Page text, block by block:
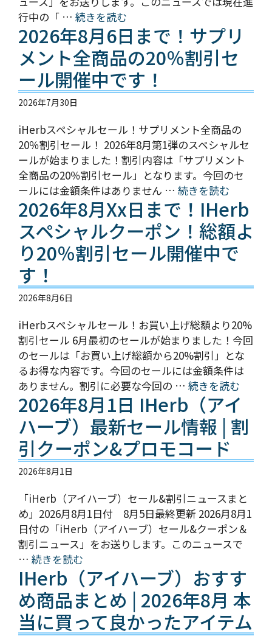
行中の「 … 続きを読む
2026年8月6日まで！サプリ
メント全商品の20％割引セ
ール開催中です！
2026年7月30日
iHerbスペシャルセール！サプリメント全商品の
20％割引セール！ 2026年8月第1弾のスペシャルセ
ールが始まりました！割引内容は「サプリメント
全商品の20％割引セール」となります。今回のセ
ールには金額条件はありません … 続きを読む
2026年8月xx日まで！iHerb
スペシャルクーポン！総額よ
り20％割引セール開催中で
す！
2026年8月6日
iHerbスペシャルセール！お買い上げ総額より20%
割引セール 6月最初のセールが始まりました！今回
のセールは「お買い上げ総額から20%割引」とな
るお得な内容です。今回のセールには金額条件は
ありません。割引に必要な今回の … 続きを読む
2026年8月1日 IHerb（アイ
ハーブ）最新セール情報 | 割
引クーポン&プロモコード
2026年8月1日
「iHerb（アイハーブ）セール&割引ニュースまと
め」2026月8月1日付 8月5日最終更新 2026月8月1
日付の「iHerb（アイハーブ）セール&クーポン＆
割引ニュース」をお送りします。このニュースで
… 続きを読む
IHerb（アイハーブ）おすす
め商品まとめ | 2026年8月 本
当に買って良かったアイテム